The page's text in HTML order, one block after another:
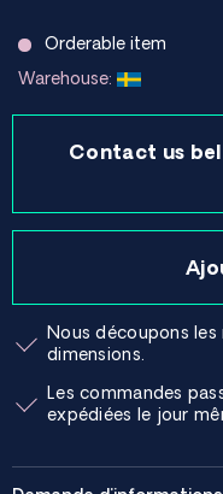
Orderable item
Warehouse:
Contact us
Nous découpons
dimensions.
Les commandes
expédiées le jour